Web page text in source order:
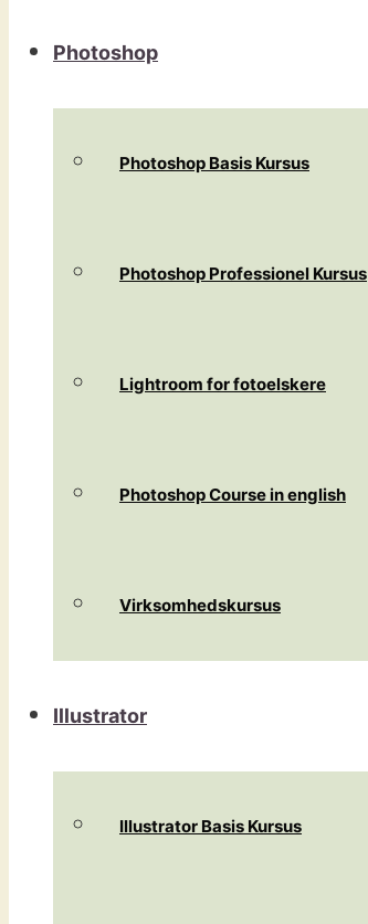
Photoshop
Photoshop Basis Kursus
Photoshop Professionel Kursus
Lightroom for fotoelskere
Photoshop Course in english
Virksomhedskursus
Illustrator
Illustrator Basis Kursus